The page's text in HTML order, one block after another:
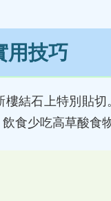
用技巧
結石上特別貼
食少吃高草酸食